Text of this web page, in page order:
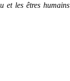
et les êtres humains